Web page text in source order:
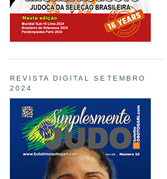
REVISTA DIGITAL SETEMBRO
2024